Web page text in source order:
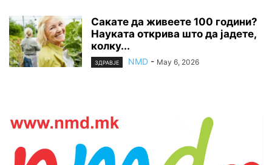
Сакате да живеете 100 години?
Науката открива што да јадете,
колку...
ЗДРАВЈЕ NMD - May 6, 2026